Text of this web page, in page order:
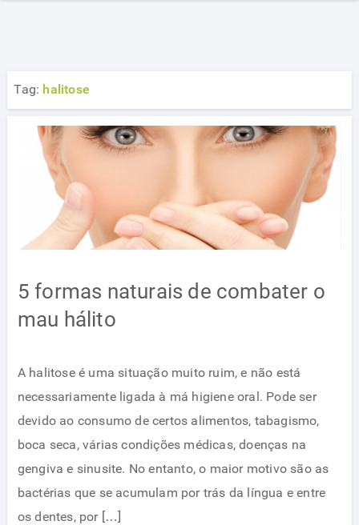
Tag: halitose
5 formas naturais de combater o
mau hálito
A halitose é uma situação muito ruim, e não está
necessariamente ligada à má higiene oral. Pode ser
devido ao consumo de certos alimentos, tabagismo,
boca seca, várias condições médicas, doenças na
gengiva e sinusite. No entanto, o maior motivo são as
bactérias que se acumulam por trás da língua e entre
os dentes, por […]